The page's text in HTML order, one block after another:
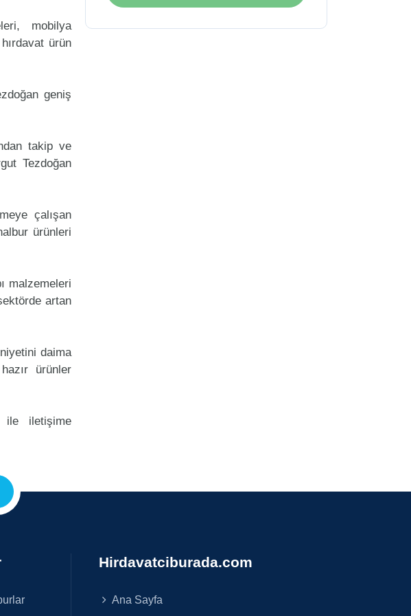
mobilya
ürün
geniş
takip ve
Tezdoğan
çalışan
ürünleri
malzemeleri
artan
daima
ürünler
ile iletişime
Hirdavatciburada.com
Ana Sayfa